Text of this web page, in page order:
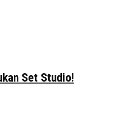
Set Studio!